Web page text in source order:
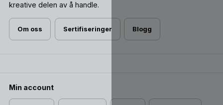
kreative delen av å handle.
Om oss Sertifiseringer Blogg
Min account